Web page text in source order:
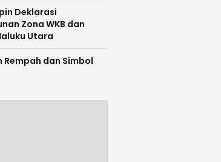
Deklarasi
Zona WKB dan
Utara
Rempah dan Simbol